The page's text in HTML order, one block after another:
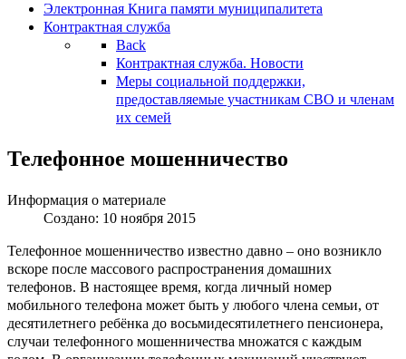
Электронная Книга памяти муниципалитета
Контрактная служба
Back
Контрактная служба. Новости
Меры социальной поддержки,
предоставляемые участникам СВО и членам
их семей
Телефонное мошенничество
Информация о материале
Создано: 10 ноября 2015
Телефонное мошенничество известно давно – оно возникло
вскоре после массового распространения домашних
телефонов. В настоящее время, когда личный номер
мобильного телефона может быть у любого члена семьи, от
десятилетнего ребёнка до восьмидесятилетнего пенсионера,
случаи телефонного мошенничества множатся с каждым